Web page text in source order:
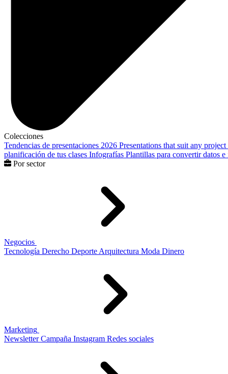
Colecciones
Tendencias de presentaciones 2026 Presentations that suit any project
planificación de tus clases Infografías Plantillas para convertir datos
Por sector
Negocios
Tecnología Derecho Deporte Arquitectura Moda Dinero
Marketing
Newsletter Campaña Instagram Redes sociales